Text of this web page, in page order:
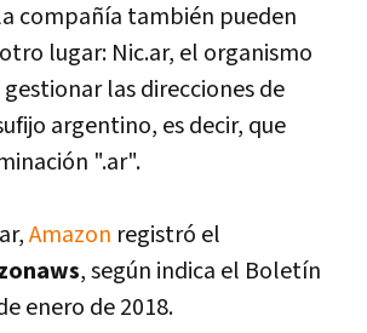
compañí­a también pueden
lugar: Nic.ar, el organismo
las direcciones de
argentino, es decir, que
".ar".
Amazon registró el
, según indica el Boletí­n
enero de 2018.